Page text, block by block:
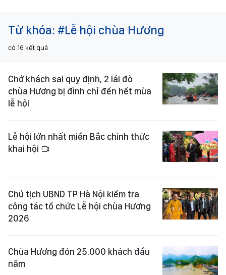
Từ khóa: #Lễ hội chùa Hương
có 16 kết quả
Chở khách sai quy định, 2 lái đò
chùa Hương bị đình chỉ đến hết mùa
lễ hội
Lễ hội lớn nhất miền Bắc chính thức
khai hội
Chủ tịch UBND TP Hà Nội kiểm tra
công tác tổ chức Lễ hội chùa Hương
2026
Chùa Hương đón 25.000 khách đầu
năm